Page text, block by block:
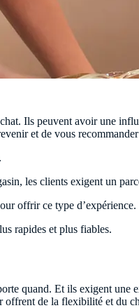
Ils peuvent avoir une
et de vous
les clients exigent un
offrir ce type
rapides et plus fiables.
quand. Et ils exigent une
offrent de la flexibilité et du